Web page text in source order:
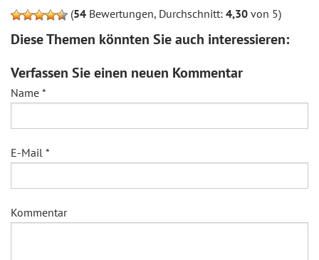
(54 Bewertungen, Durchschnitt: 4,30 von 5)
Diese Themen könnten Sie auch interessieren:
Verfassen Sie einen neuen Kommentar
Name *
E-Mail *
Kommentar